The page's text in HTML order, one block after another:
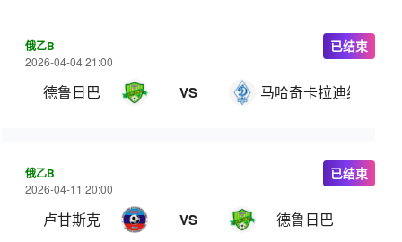
俄乙B
2026-04-04 21:00
德鲁日巴 VS 马哈奇卡拉迪纳摩B队
已结束
俄乙B
2026-04-11 20:00
卢甘斯克 VS 德鲁日巴
已结束